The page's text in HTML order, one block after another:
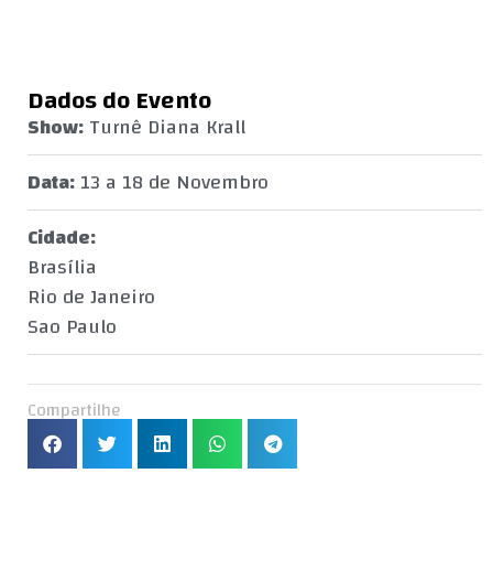
Dados do Evento
Show:Turnê Diana Krall
Data:13 a 18 de Novembro
Cidade:
Brasília
Rio de Janeiro
Sao Paulo
Compartilhe